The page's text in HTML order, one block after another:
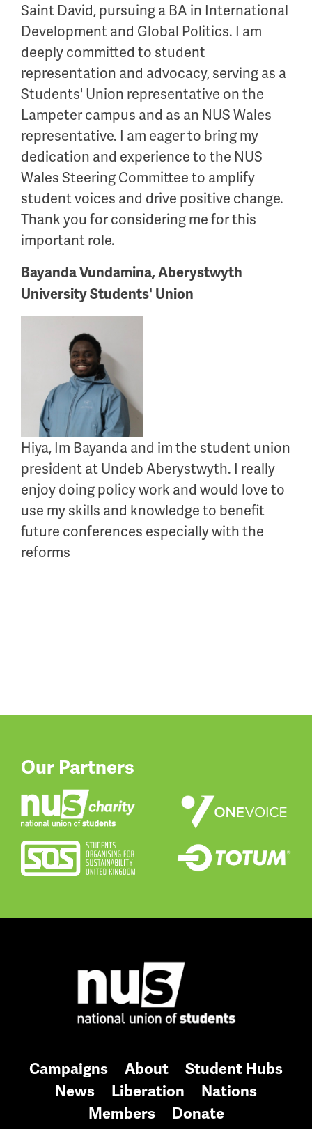
Saint David, pursuing a BA in International
Development and Global Politics. I am
deeply committed to student
representation and advocacy, serving as a
Students' Union representative on the
Lampeter campus and as an NUS Wales
representative. I am eager to bring my
dedication and experience to the NUS
Wales Steering Committee to amplify
student voices and drive positive change.
Thank you for considering me for this
important role.
Bayanda Vundamina, Aberystwyth
University Students' Union
Hiya, Im Bayanda and im the student union
president at Undeb Aberystwyth. I really
enjoy doing policy work and would love to
use my skills and knowledge to benefit
future conferences especially with the
reforms
Our Partners
Campaigns About
Student Hubs
News
Liberation
Nations
Members
Donate